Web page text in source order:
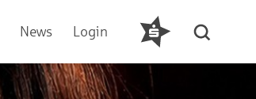
News Login